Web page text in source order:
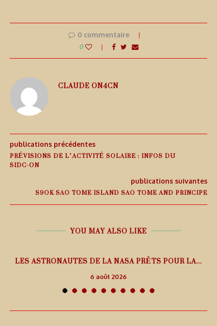
0 commentaire
0
CLAUDE ON4CN
publications précédentes
PRÉVISIONS DE L’ACTIVITÉ SOLAIRE : INFOS DU
SIDC-ON
publications suivantes
S9OK SAO TOME ISLAND SAO TOME AND PRINCIPE
YOU MAY ALSO LIKE
LES ASTRONAUTES DE LA NASA PRÊTS POUR LA...
6 août 2026